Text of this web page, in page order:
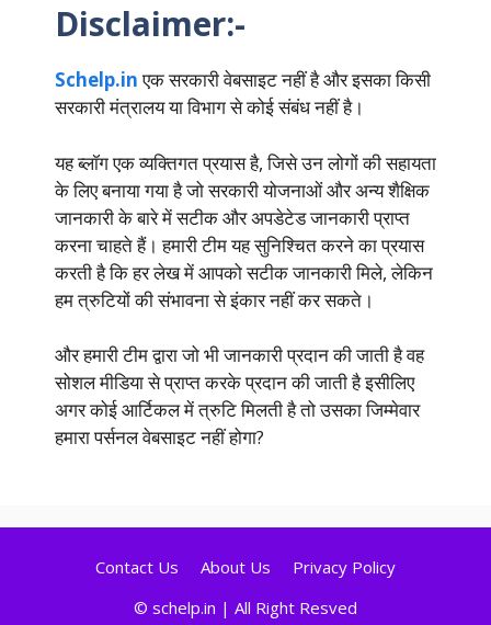
Disclaimer:-
Schelp.inएक सरकारी वेबसाइट नहीं है और इसका किसी
सरकारी मंत्रालय या विभाग से कोई संबंध नहीं है।
यह ब्लॉग एक व्यक्तिगत प्रयास है, जिसे उन लोगों की सहायता
के लिए बनाया गया है जो सरकारी योजनाओं और अन्य शैक्षिक
जानकारी के बारे में सटीक और अपडेटेड जानकारी प्राप्त
करना चाहते हैं। हमारी टीम यह सुनिश्चित करने का प्रयास
करती है कि हर लेख में आपको सटीक जानकारी मिले, लेकिन
हम त्रुटियों की संभावना से इंकार नहीं कर सकते।
और हमारी टीम द्वारा जो भी जानकारी प्रदान की जाती है वह
सोशल मीडिया से प्राप्त करके प्रदान की जाती है इसीलिए
अगर कोई आर्टिकल में त्रुटि मिलती है तो उसका जिम्मेवार
हमारा पर्सनल वेबसाइट नहीं होगा?
Contact Us About Us
Privacy Policy
© schelp.in | All Right Resved